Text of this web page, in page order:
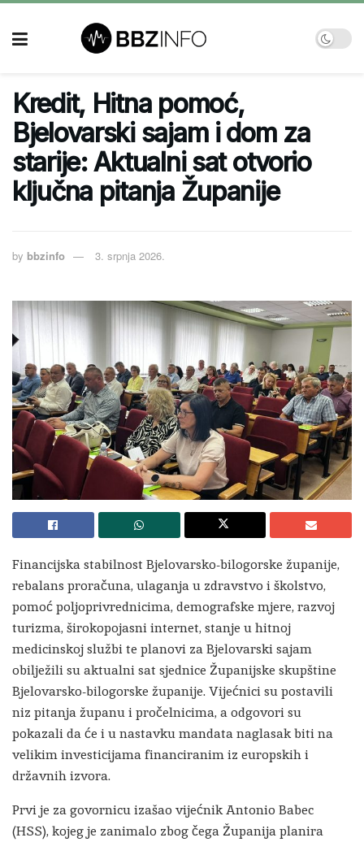
Kredit, Hitna pomoć,
Bjelovarski sajam i dom za
starije: Aktualni sat otvorio
ključna pitanja Županije
by bbzinfo 3. srpnja 2026.
Financijska stabilnost Bjelovarsko-bilogorske županije,
rebalans proračuna, ulaganja u zdravstvo i školstvo,
pomoć poljoprivrednicima, demografske mjere, razvoj
turizma, širokopojasni internet, stanje u hitnoj
medicinskoj službi te planovi za Bjelovarski sajam
obilježili su aktualni sat sjednice Županijske skupštine
Bjelovarsko-bilogorske županije. Vijećnici su postavili
niz pitanja županu i pročelnicima, a odgovori su
pokazali da će i u nastavku mandata naglasak biti na
velikim investicijama financiranim iz europskih i
državnih izvora.
Prvi je za govornicu izašao vijećnik Antonio Babec
(HSS), kojeg je zanimalo zbog čega Županija planira